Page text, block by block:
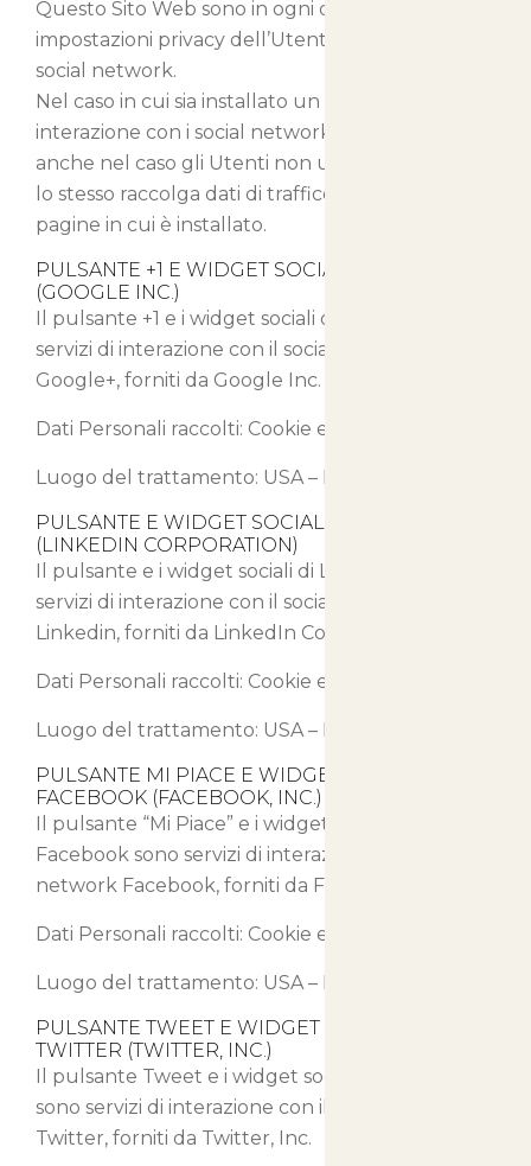
Questo Sito Web sono in ogni caso soggette alle
impostazioni privacy dell’Utente relative ad ogni
social network.
Nel caso in cui sia installato un servizio di
interazione con i social network, è possibile che,
anche nel caso gli Utenti non utilizzino il servizio,
lo stesso raccolga dati di traffico relativi alle
pagine in cui è installato.
PULSANTE +1 E WIDGET SOCIALI DI GOOGLE+
(GOOGLE INC.)
Il pulsante +1 e i widget sociali di Google+ sono
servizi di interazione con il social network
Google+, forniti da Google Inc.
Dati Personali raccolti: Cookie e Dati di Utilizzo.
Luogo del trattamento: USA – Privacy Policy
PULSANTE E WIDGET SOCIALI DI LINKEDIN
(LINKEDIN CORPORATION)
Il pulsante e i widget sociali di LinkedIn sono
servizi di interazione con il social network
Linkedin, forniti da LinkedIn Corporation.
Dati Personali raccolti: Cookie e Dati di Utilizzo.
Luogo del trattamento: USA – Privacy Policy
PULSANTE MI PIACE E WIDGET SOCIALI DI
FACEBOOK (FACEBOOK, INC.)
Il pulsante “Mi Piace” e i widget sociali di
Facebook sono servizi di interazione con il social
network Facebook, forniti da Facebook, Inc.
Dati Personali raccolti: Cookie e Dati di Utilizzo.
Luogo del trattamento: USA – Privacy Policy
PULSANTE TWEET E WIDGET SOCIALI DI
TWITTER (TWITTER, INC.)
Il pulsante Tweet e i widget sociali di Twitter
sono servizi di interazione con il social network
Twitter, forniti da Twitter, Inc.